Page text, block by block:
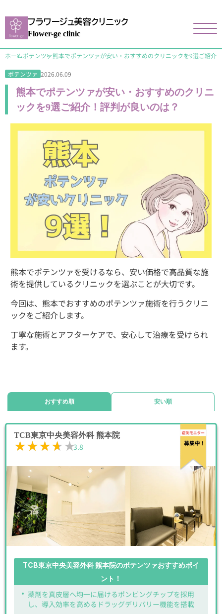
フラワージュ美容クリニック
Flower-ge clinic
ホームポテンツァ熊本でポテンツァが安い・おすすめのクリニックを9選ご紹介
ポテンツァ 2026.06.09
熊本でポテンツァが安い・おすすめのクリニ
ックを9選ご紹介！評判が良いのは？
熊本でポテンツァを受けるなら、安い価格で高品質な施
術を提供しているクリニックを選ぶことが大切です。
今回は、熊本でおすすめのポテンツァ施術を行うクリニ
ックをご紹介します。
丁寧な施術とアフターケアで、安心して治療を受けられ
ます。
おすすめ順 安い順
TCB東京中央美容外科 熊本院
★★★★★
★★★★★3.8
TCB東京中央美容外科 熊本院のポテンツァおすすめポイ
ント！
薬剤を真皮層へ均一に届けるポンピングチップを採用
し、導入効率を高めるドラッグデリバリー機能を搭載